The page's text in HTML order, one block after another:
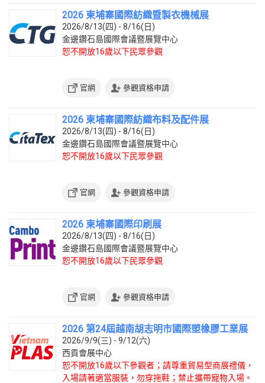
2026 柬埔寨國際紡織暨製衣機械展
2026/8/13(四) - 8/16(日)
金邊鑽石島國際會議暨展覽中心
恕不開放16歲以下民眾參觀
官網 參觀資格申請
2026 柬埔寨國際紡織布料及配件展
2026/8/13(四) - 8/16(日)
金邊鑽石島國際會議暨展覽中心
恕不開放16歲以下民眾參觀
官網 參觀資格申請
2026 柬埔寨國際印刷展
2026/8/13(四) - 8/16(日)
金邊鑽石島國際會議暨展覽中心
恕不開放16歲以下民眾參觀
官網 參觀資格申請
2026 第24屆越南胡志明市國際塑橡膠工業展
2026/9/9(三) - 9/12(六)
西貢會展中心
恕不開放16歲以下參觀者；請尊重貿易型商展禮儀，
入場請著適當服裝，勿穿拖鞋；禁止攜帶寵物入場。